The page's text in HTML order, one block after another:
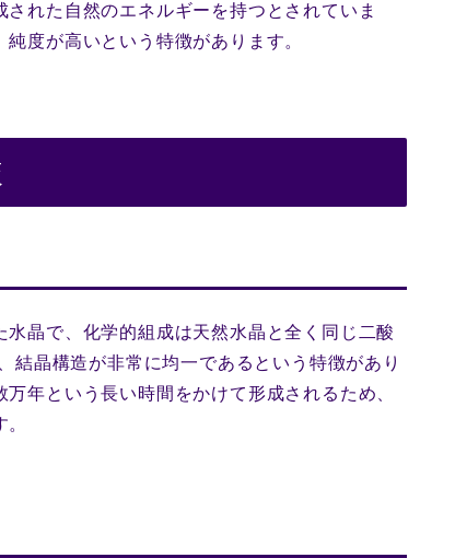
れた自然のエネルギーを持つとされていま
度が高いという特徴があります。
晶で、化学的組成は天然水晶と全く同じ二酸
晶構造が非常に均一であるという特徴があり
年という長い時間をかけて形成されるため、